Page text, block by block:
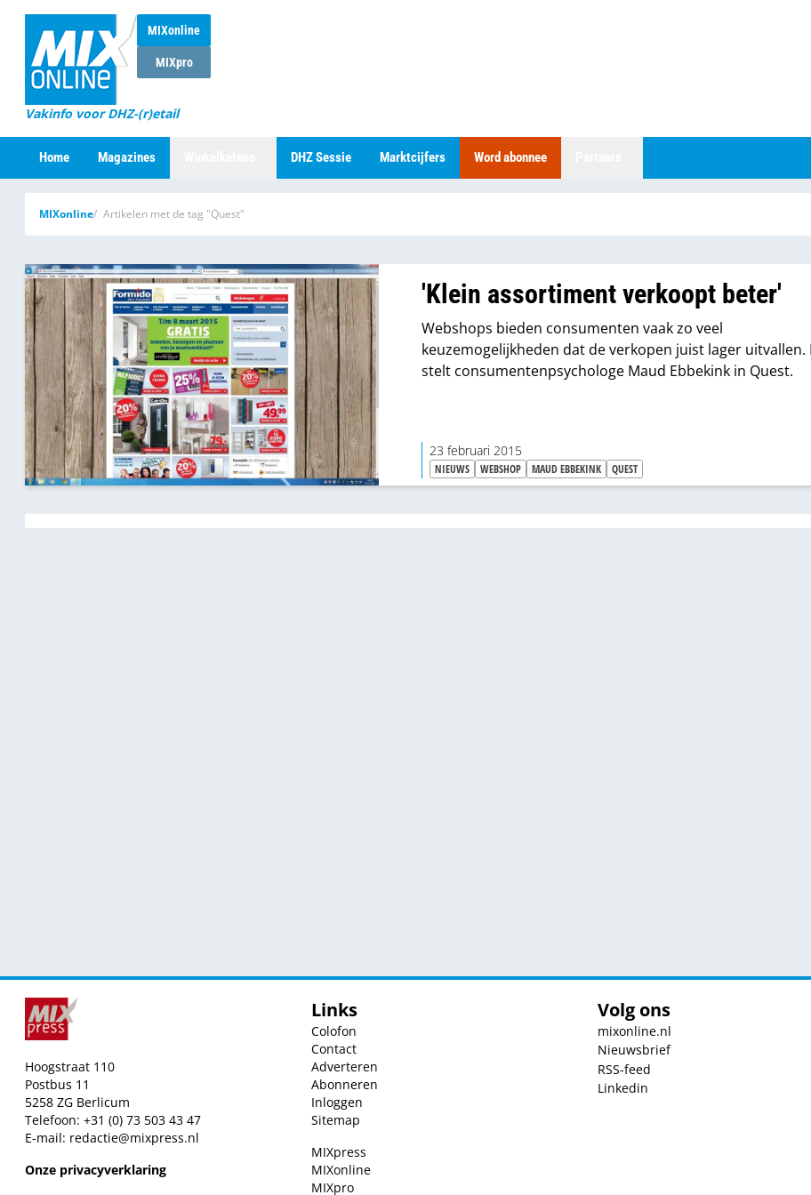
MIXonline
MIXpro
Vakinfo voor DHZ-(r)etail
Home Magazines DHZ Sessie Marktcijfers Word abonnee
MIXonline Artikelen met de tag "Quest"
'Klein assortiment verkoopt beter'
Webshops bieden consumenten vaak zo veel
keuzemogelijkheden dat de verkopen juist lager uitvallen.
stelt consumentenpsychologe Maud Ebbekink in Quest.
23 februari 2015
NIEUWS WEBSHOP MAUD EBBEKINK QUEST
Hoogstraat 110
Postbus 11
5258 ZG Berlicum
Telefoon: +31 (0) 73 503 43 47
E-mail: redactie@mixpress.nl
Onze privacyverklaring
Links
Colofon
Contact
Adverteren
Abonneren
Inloggen
Sitemap
MIXpress
MIXonline
MIXpro
Volg ons
mixonline.nl
Nieuwsbrief
RSS-feed
Linkedin